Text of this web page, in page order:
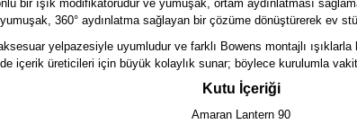
bir ışık modifikatörüdür ve yumuşak, ortam aydınlatması
360° aydınlatma sağlayan bir çözüme dönüştürerek ev
yelpazesiyle uyumludur ve farklı Bowens montajlı
içerik üreticileri için büyük kolaylık sunar; böylece kurulumla
Kutu İçeriği
Amaran Lantern 90